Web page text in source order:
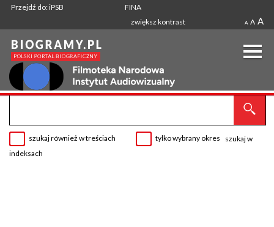
Przejdź do: iPSB
FINA
zwiększ kontrast
A A A
szukaj również w treściach tylko wybrany okres
szukaj w
indeksach